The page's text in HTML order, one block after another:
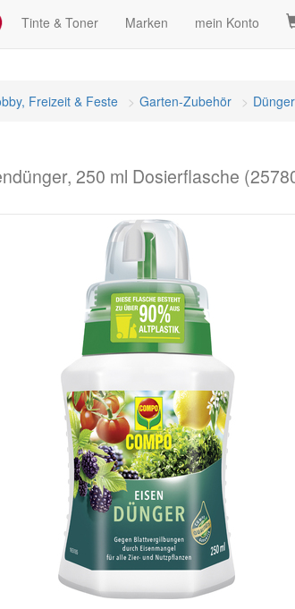
Tinte & Toner Marken mein Konto
Freizeit & Feste Garten-Zubehör
250 ml Dosierflasche